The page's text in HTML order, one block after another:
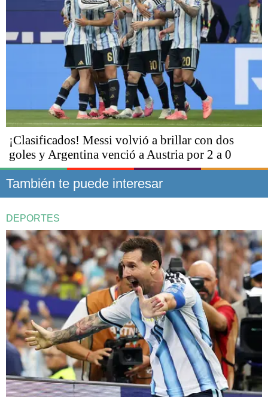
¡Clasificados! Messi volvió a brillar con dos
goles y Argentina venció a Austria por 2 a 0
También te puede interesar
DEPORTES